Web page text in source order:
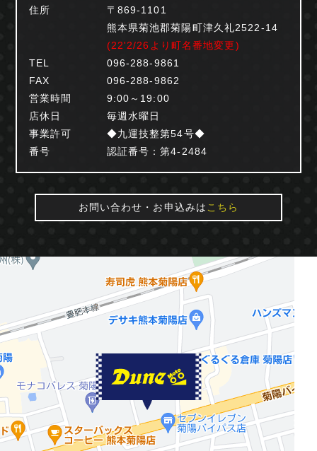
住所
〒869-1101
熊本県菊池郡菊陽町津久礼2522-14
(22'2/26より町名番地変更)
TEL
096-288-9861
FAX
096-288-9862
営業時間
9:00～19:00
店休日
毎週水曜日
事業許可
番号
◆九運技整第54号◆
認証番号：第4-2484
お問い合わせ・お申込みはこちら